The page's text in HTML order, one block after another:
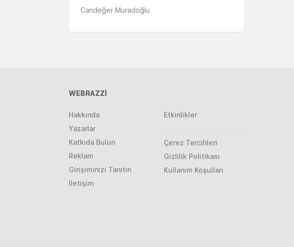
Candeğer Muradoğlu
WEBRAZZİ
Hakkında
Yazarlar
Katkıda Bulun
Reklam
Girişiminizi Tanıtın
İletişim
Etkinlikler
Çerez Tercihleri
Gizlilik Politikası
Kullanım Koşulları